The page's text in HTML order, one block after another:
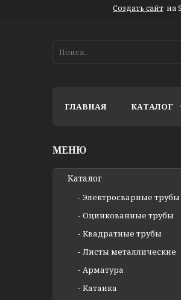
Создать сайт на
ГЛАВНАЯ КАТАЛОГ
Каталог
Электросварные трубы
Оцинкованные трубы
Квадратные трубы
Листы металлические
Арматура
Катанка